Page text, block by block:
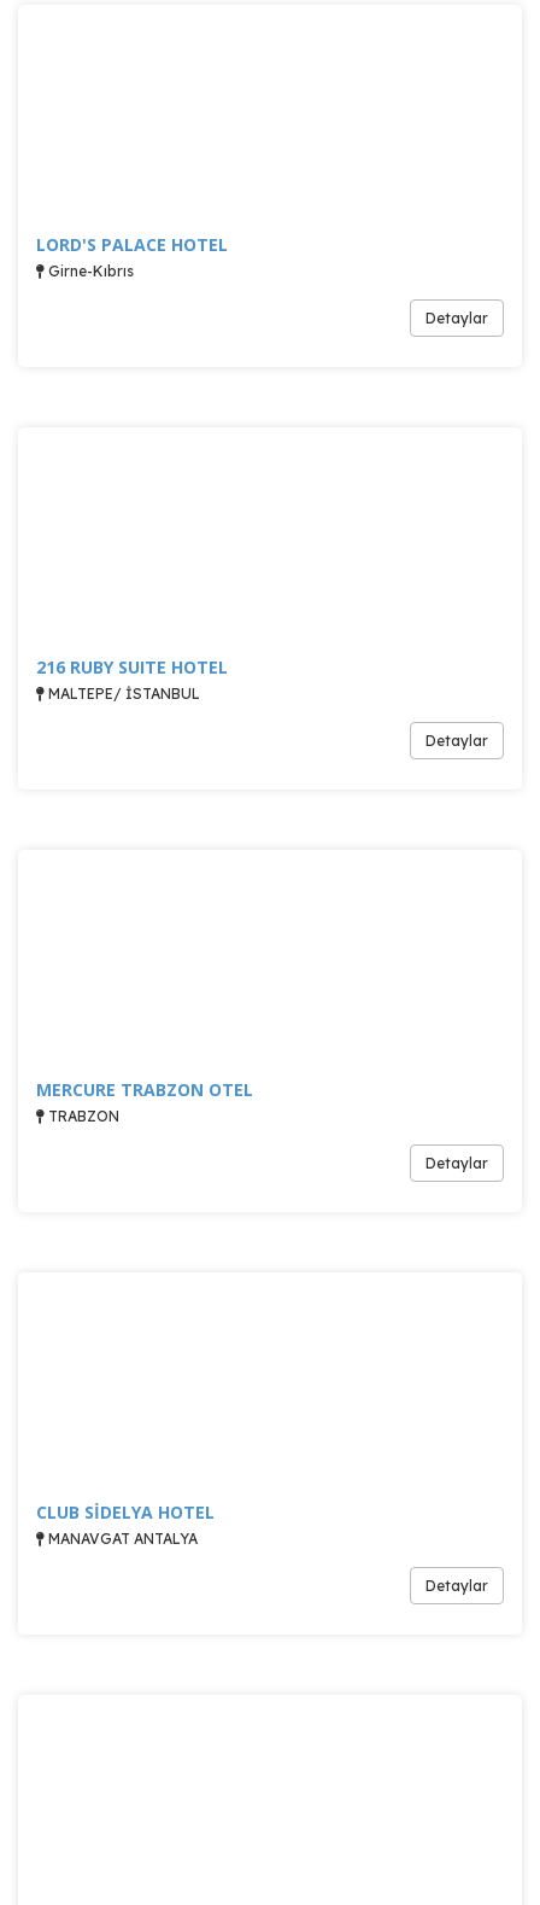
LORD'S PALACE HOTEL
Girne-Kıbrıs
Detaylar
216 RUBY SUITE HOTEL
MALTEPE/ İSTANBUL
Detaylar
MERCURE TRABZON OTEL
TRABZON
Detaylar
CLUB SİDELYA HOTEL
MANAVGAT ANTALYA
Detaylar